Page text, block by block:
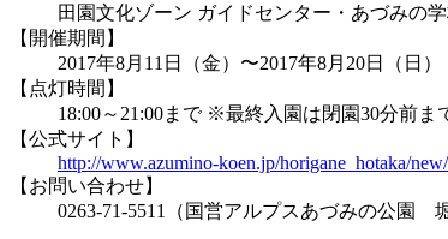
田園文化ゾーン ガイドセンター・あづみの
【開催期間】
2017年8月11日（金）〜2017年8月20日（日）
【点灯時間】
18:00～21:00まで ※最終入園は閉園30分前ま
【公式サイト】
http://www.azumino-koen.jp/horigane_hotaka/
【お問い合わせ】
0263-71-5511（国営アルプスあづみの公園